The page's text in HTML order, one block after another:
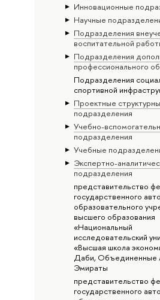
Инновационные
Научные
Подразделения
воспитательной
Подразделения
профессионального
Подразделения
спортивной
Проектные
подразделения
Учебно-
подразделения
Учебные
Экспертно-
подразделения
представительство
государственного
образовательного
высшего образования
«Национальный
исследовательский
«Высшая школа
Даби, Объединенные
Эмираты
представительство
государственного